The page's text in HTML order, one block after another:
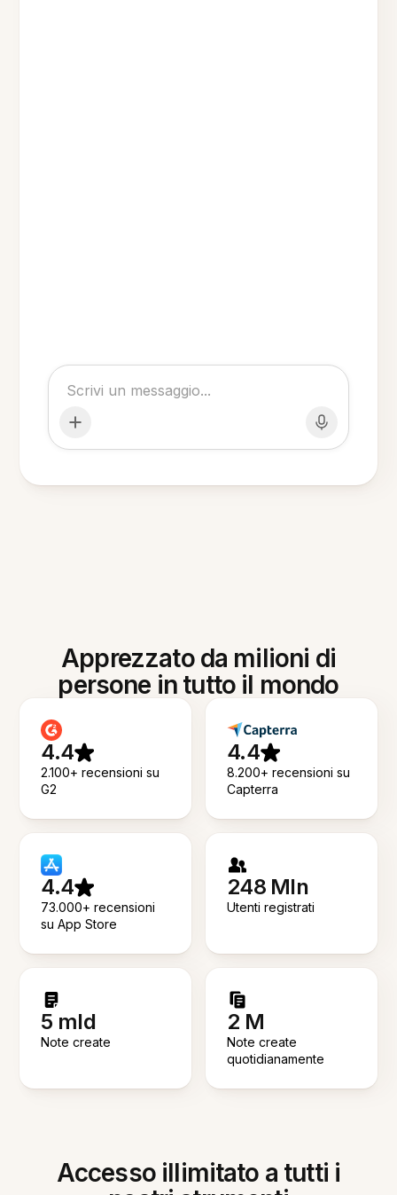
Apprezzato da milioni di
persone in tutto il mondo
4.4
2.100+ recensioni su
G2
4.4
8.200+ recensioni su
Capterra
4.4
73.000+ recensioni
su App Store
248 Mln
Utenti registrati
5 mld
Note create
2 M
Note create
quotidianamente
Accesso illimitato a tutti i